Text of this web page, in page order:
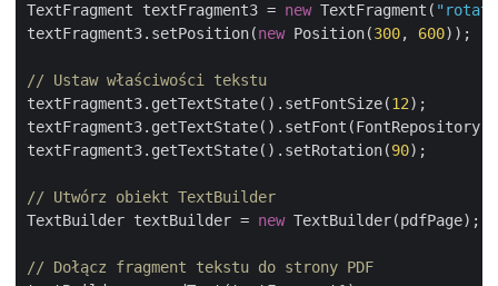
TextFragment textFragment3 = new TextFragment(
textFragment3.setPosition(new Position(300, 600));
// Ustaw właściwości tekstu
textFragment3.getTextState().setFontSize(12);
textFragment3.getTextState().setRotation(90);
// Utwórz obiekt TextBuilder
TextBuilder textBuilder = new TextBuilder(pdfPage);
// Dołącz fragment tekstu do strony PDF